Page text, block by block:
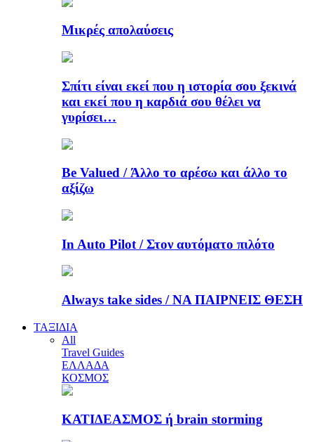
Μικρές απολαύσεις
Σπίτι είναι εκεί που η ιστορία σου ξεκινά
και εκεί που η καρδιά σου θέλει να
γυρίσει…
Be Valued / Άλλο το αρέσω και άλλο το
αξίζω
In Auto Pilot / Στον αυτόματο πιλότο
Always take sides / ΝΑ ΠΑΙΡΝΕΙΣ ΘΕΣΗ
ΤΑΞΙΔΙΑ
All
Travel Guides
ΕΛΛΑΔΑ
ΚΟΣΜΟΣ
ΚΑΤΙΔΕΑΣΜΟΣ ή brain storming